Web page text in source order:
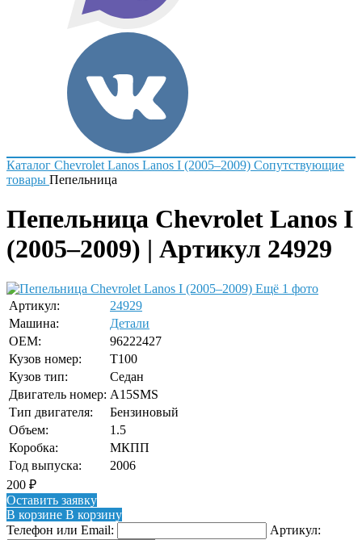
Каталог Chevrolet Lanos Lanos I (2005–2009) Сопутствующие
товары Пепельница
Пепельница Chevrolet Lanos I
(2005–2009) | Артикул 24929
Ещё 1 фото
Артикул:
24929
Машина:
Детали
OEM:
96222427
Кузов номер:
T100
Кузов тип:
Седан
Двигатель номер: A15SMS
Тип двигателя:
Бензиновый
Объем:
1.5
Коробка:
МКПП
Год выпуска:
2006
200 ₽
Оставить заявку
В корзине В корзину
Телефон или Email:
Артикул: